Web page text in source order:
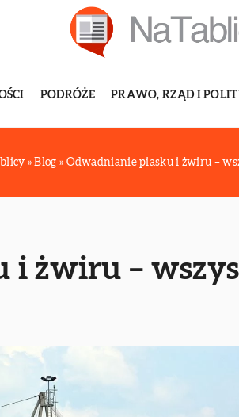
PODRÓŻE PRAWO, RZĄD I
»Blog » Odwadnianie piasku i żwiru –
i żwiru –